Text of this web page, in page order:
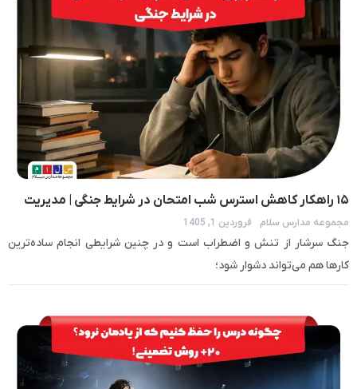
۱۵ راهکار کاهش استرس شب امتحان در شرایط جنگی | مدیریت
اضطراب امتحان
مجموعه مدارس سلام فروردین 1, 1405
جنگ سرشار از تنش و اضطراب است و در چنین شرایطی انجام ساده‌ترین
کارها هم می‌تواند دشوار شود؛